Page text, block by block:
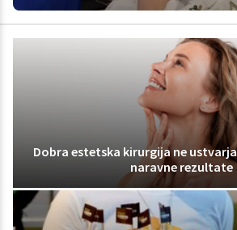
Dobra estetska kirurgija ne
naravne rezultate